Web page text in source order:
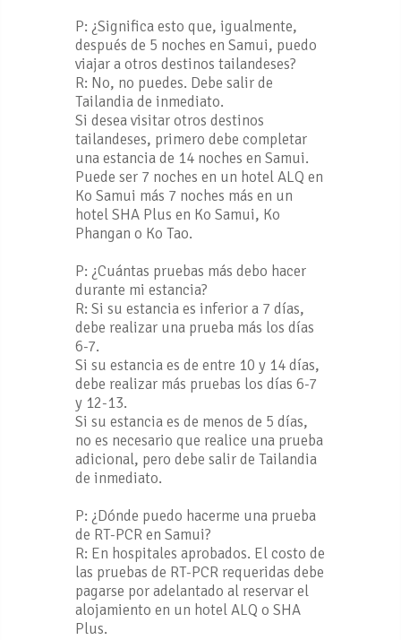
P: ¿Significa esto que, igualmente,
después de 5 noches en Samui, puedo
viajar a otros destinos tailandeses?
R: No, no puedes. Debe salir de
Tailandia de inmediato.
Si desea visitar otros destinos
tailandeses, primero debe completar
una estancia de 14 noches en Samui.
Puede ser 7 noches en un hotel ALQ en
Ko Samui más 7 noches más en un
hotel SHA Plus en Ko Samui, Ko
Phangan o Ko Tao.
P: ¿Cuántas pruebas más debo hacer
durante mi estancia?
R: Si su estancia es inferior a 7 días,
debe realizar una prueba más los días
6-7.
Si su estancia es de entre 10 y 14 días,
debe realizar más pruebas los días 6-7
y 12-13.
Si su estancia es de menos de 5 días,
no es necesario que realice una prueba
adicional, pero debe salir de Tailandia
de inmediato.
P: ¿Dónde puedo hacerme una prueba
de RT-PCR en Samui?
R: En hospitales aprobados. El costo de
las pruebas de RT-PCR requeridas debe
pagarse por adelantado al reservar el
alojamiento en un hotel ALQ o SHA
Plus.